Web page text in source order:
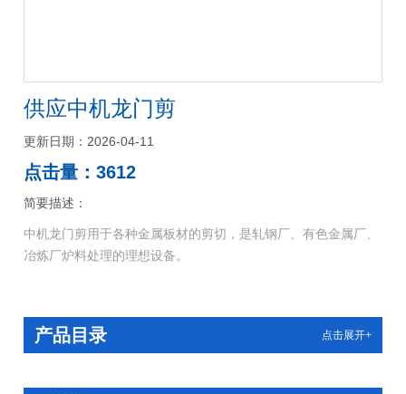
供应中机龙门剪
更新日期：2026-04-11
点击量：3612
简要描述：
中机龙门剪用于各种金属板材的剪切，是轧钢厂、有色金属厂、
冶炼厂炉料处理的理想设备。
产品目录 点击展开+